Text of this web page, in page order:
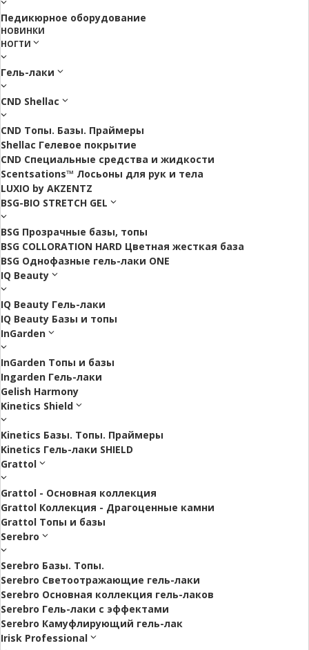
Педикюрное оборудование
НОВИНКИ
НОГТИ
Гель-лаки
CND Shellac
CND Топы. Базы. Праймеры
Shellac Гелевое покрытие
CND Специальные средства и жидкости
Scentsations™ Лосьоны для рук и тела
LUXIO by AKZENTZ
BSG-BIO STRETCH GEL
BSG Прозрачные базы, топы
BSG COLLORATION HARD Цветная жесткая база
BSG Однофазные гель-лаки ONE
IQ Beauty
IQ Beauty Гель-лаки
IQ Beauty Базы и топы
InGarden
InGarden Топы и базы
Ingarden Гель-лаки
Gelish Harmony
Kinetics Shield
Kinetics Базы. Топы. Праймеры
Kinetics Гель-лаки SHIELD
Grattol
Grattol - Oснoвнaя коллекция
Grattol Коллекция - Драгоценные камни
Grattol Топы и базы
Serebro
Serebro Базы. Топы.
Serebro Светоотражающие гель-лаки
Serebro Основная коллекция гель-лаков
Serebro Гель-лаки с эффектами
Serebro Камуфлирующий гель-лак
Irisk Professional